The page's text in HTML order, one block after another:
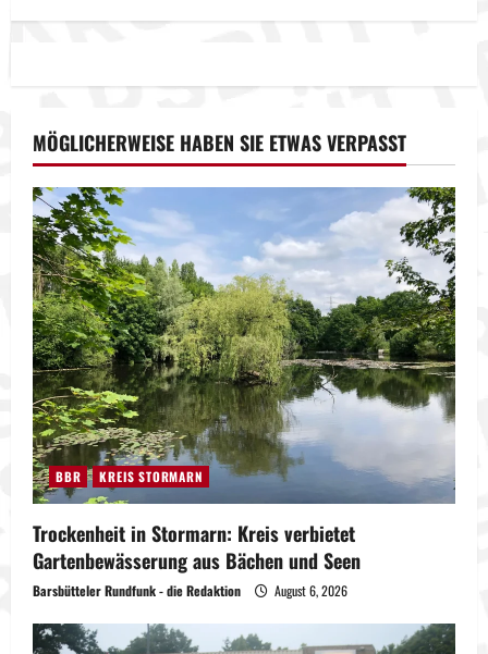
MÖGLICHERWEISE HABEN SIE ETWAS VERPASST
BBR KREIS STORMARN
Trockenheit in Stormarn: Kreis verbietet
Gartenbewässerung aus Bächen und Seen
Barsbütteler Rundfunk - die Redaktion August 6, 2026